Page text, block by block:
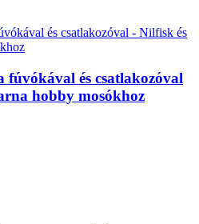
fúvókával és csatlakozóval
hobby mosókhoz